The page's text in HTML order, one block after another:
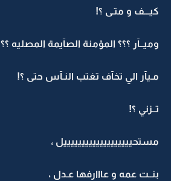
كيـــف و متـى ؟!
وميــآر ؟؟؟ المؤمنة الصآيمة المصليه ؟؟
مـيآر الي تخآف تغتب النـآس حتى ؟!
تــزني ؟!
مستحيييييييييييييييييييل ،
بنــت عمه و عااارفها عـدل ،